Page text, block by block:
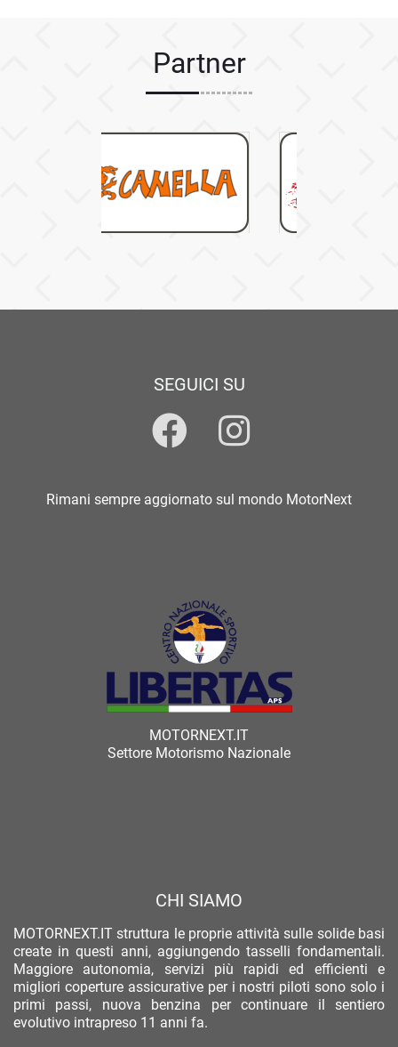
Partner
SEGUICI SU
Rimani sempre aggiornato sul mondo MotorNext
MOTORNEXT.IT
Settore Motorismo Nazionale
CHI SIAMO
MOTORNEXT.IT struttura le proprie attività sulle solide basi
create in questi anni, aggiungendo tasselli fondamentali.
Maggiore autonomia, servizi più rapidi ed efficienti e
migliori coperture assicurative per i nostri piloti sono solo i
primi passi, nuova benzina per continuare il sentiero
evolutivo intrapreso 11 anni fa.